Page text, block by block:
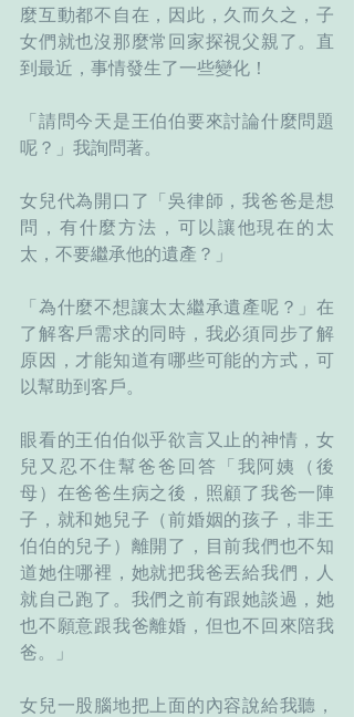
麼互動都不自在，因此，久而久之，子
女們就也沒那麼常回家探視父親了。直
到最近，事情發生了一些變化！
「請問今天是王伯伯要來討論什麼問題
呢？」我詢問著。
女兒代為開口了「吳律師，我爸爸是想
問，有什麼方法，可以讓他現在的太
太，不要繼承他的遺產？」
「為什麼不想讓太太繼承遺產呢？」在
了解客戶需求的同時，我必須同步了解
原因，才能知道有哪些可能的方式，可
以幫助到客戶。
眼看的王伯伯似乎欲言又止的神情，女
兒又忍不住幫爸爸回答「我阿姨（後
母）在爸爸生病之後，照顧了我爸一陣
子，就和她兒子（前婚姻的孩子，非王
伯伯的兒子）離開了，目前我們也不知
道她住哪裡，她就把我爸丟給我們，人
就自己跑了。我們之前有跟她談過，她
也不願意跟我爸離婚，但也不回來陪我
爸。」
女兒一股腦地把上面的內容說給我聽，